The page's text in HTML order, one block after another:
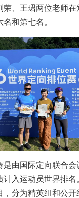
荣、王珺两位老师在
和第七名。
是由国际定向联合
计入运动员世界排
，分为精英组和公